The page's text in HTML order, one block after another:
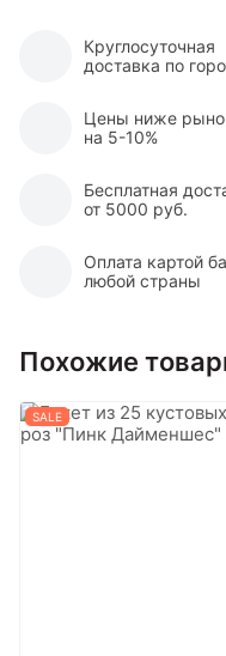
Круглосуточная
доставка по
Цены ниже
на 5-10%
Бесплатная
от 5000 руб.
Оплата картой
любой страны
Похожие
SALE